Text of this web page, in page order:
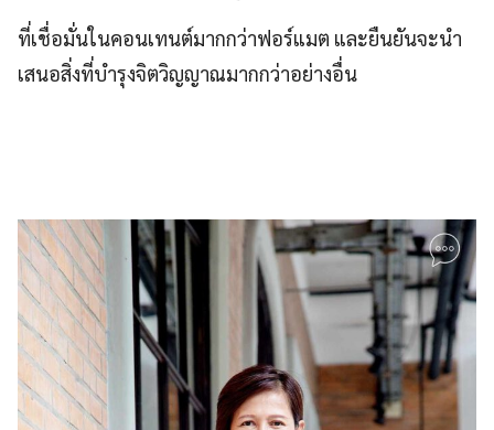
ที่เชื่อมั่นในคอนเทนต์มากกว่าฟอร์แมต และยืนยันจะนำ
เสนอสิ่งที่บำรุงจิตวิญญาณมากกว่าอย่างอื่น